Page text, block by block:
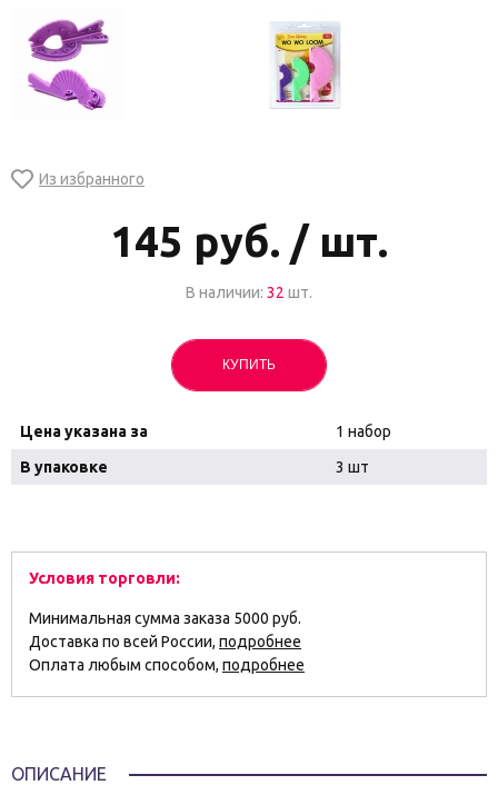
145 руб. / шт.
В наличии: 32 шт.
КУПИТЬ
Цена указана за
1 набор
В упаковке
3 шт
Условия торговли:
Минимальная сумма заказа 5000 руб.
Доставка по всей России, подробнее
Оплата любым способом, подробнее
ОПИСАНИЕ